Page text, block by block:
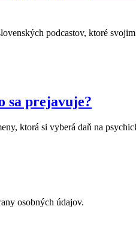
podcastov, ktoré
sa prejavuje?
ktorá si vyberá daň na
osobných údajov.